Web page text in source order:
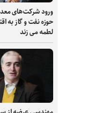
ورود شرکت‌های
حوزه نفت و گاز به
لطمه می زند